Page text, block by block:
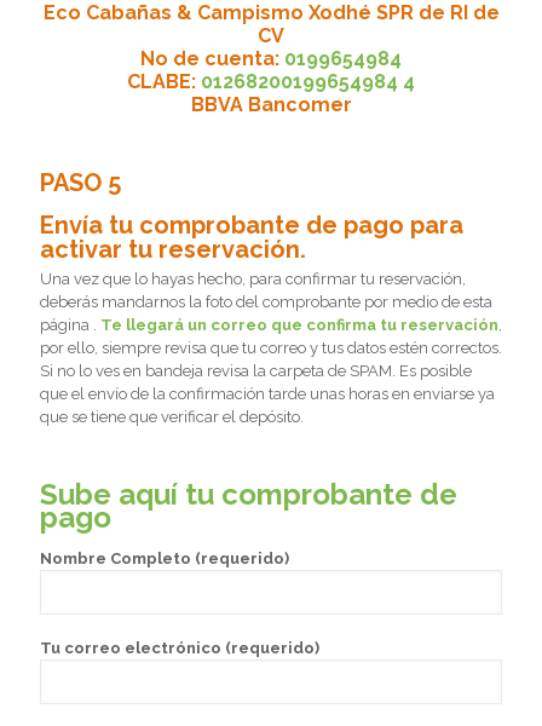
Eco Cabañas & Campismo Xodhé SPR de RI de
CV
No de cuenta: 0199654984
CLABE: 01268200199654984 4
BBVA Bancomer
PASO 5
Envía tu comprobante de pago para
activar tu reservación.
Una vez que lo hayas hecho, para confirmar tu reservación,
deberás mandarnos la foto del comprobante por medio de esta
página . Te llegará un correo que confirma tu reservación,
por ello, siempre revisa que tu correo y tus datos estén correctos.
Si no lo ves en bandeja revisa la carpeta de SPAM. Es posible
que el envío de la confirmación tarde unas horas en enviarse ya
que se tiene que verificar el depósito.
Sube aquí tu comprobante de
pago
Nombre Completo (requerido)
Tu correo electrónico (requerido)